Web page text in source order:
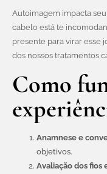
Autoimagem impacta
cabelo está te
presente para virar esse
dos nossos tratamentos
Como
Anamnese e
objetivos.
Avaliação dos fios